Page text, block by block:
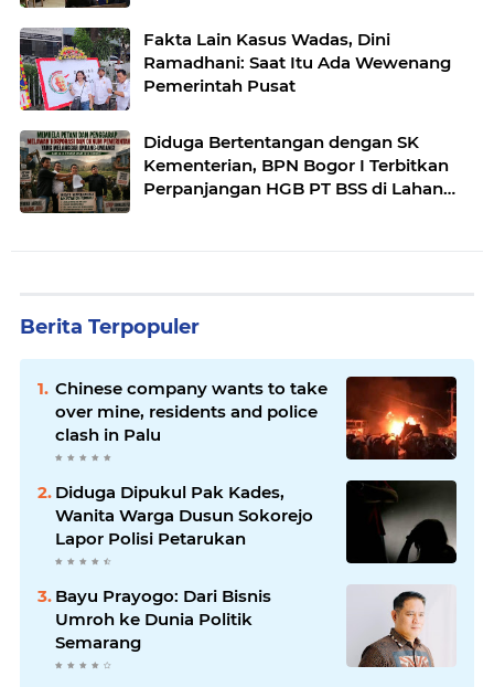
Fakta Lain Kasus Wadas, Dini
Ramadhani: Saat Itu Ada Wewenang
Pemerintah Pusat
Diduga Bertentangan dengan SK
Kementerian, BPN Bogor I Terbitkan
Perpanjangan HGB PT BSS di Lahan
Berita Terpopuler
Chinese company wants to take
over mine, residents and police
clash in Palu
Diduga Dipukul Pak Kades,
Wanita Warga Dusun Sokorejo
Lapor Polisi Petarukan
Bayu Prayogo: Dari Bisnis
Umroh ke Dunia Politik
Semarang